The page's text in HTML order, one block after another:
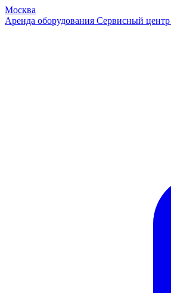
Москва
Аренда оборудования Сервисный центр